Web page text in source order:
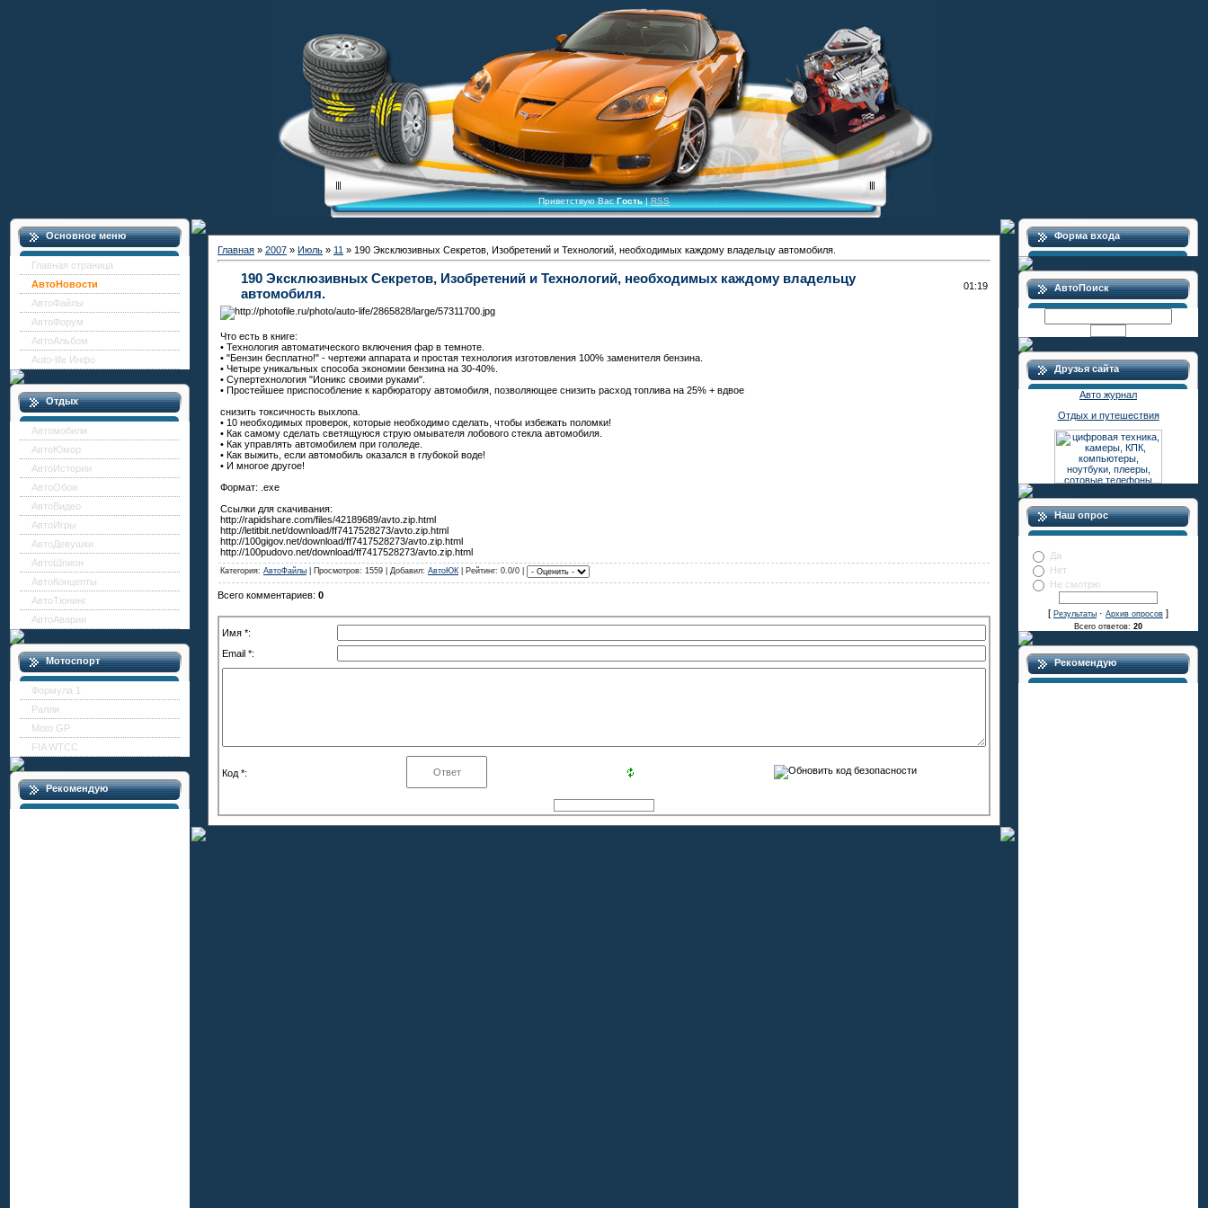
Приветствую ВасГость|RSS
Основное меню
Главная страница
АвтоНовости
АвтоФайлы
АвтоФорум
АвтоАльбом
Auto-life Инфо
Отдых
Автомобили
АвтоЮмор
АвтоИстории
АвтоОбои
АвтоВидео
АвтоИгры
АвтоДевушки
АвтоШпион
АвтоКонцепты
АвтоТюнинг
АвтоАварии
Мотоспорт
Формула 1
Ралли
Moto GP
FIA WTCC
Рекомендую
Главная » 2007 » Июль » 11 » 190 Эксклюзивных Секретов, Изобретений и Технологий, необходимых каждому владельцу автомобиля.
190 Эксклюзивных Секретов, Изобретений и Технологий, необходимых каждому владельцу
автомобиля.
01:19
Что есть в книге:
• Технология автоматического включения фар в темноте.
• "Бензин бесплатно!" - чертежи аппарата и простая технология изготовления 100% заменителя бензина.
• Четыре уникальных способа экономии бензина на 30-40%.
• Супертехнология "Ионикс своими руками".
• Простейшее приспособление к карбюратору автомобиля, позволяющее снизить расход топлива на 25% + вдвое
снизить токсичность выхлопа.
• 10 необходимых проверок, которые необходимо сделать, чтобы избежать поломки!
• Как самому сделать светящуюся струю омывателя лобового стекла автомобиля.
• Как управлять автомобилем при гололеде.
• Как выжить, если автомобиль оказался в глубокой воде!
• И многое другое!
Формат: .exe
Ссылки для скачивания:
http://rapidshare.com/files/42189689/avto.zip.html
http://letitbit.net/download/ff7417528273/avto.zip.html
http://100gigov.net/download/ff7417528273/avto.zip.html
http://100pudovo.net/download/ff7417528273/avto.zip.html
Категория: АвтоФайлы | Просмотров: 1559 | Добавил: АвтоЮК | Рейтинг: 0.0/0 |
Всего комментариев: 0
Имя *:
Email *:
Код *:
Форма входа
АвтоПоиск
Друзья сайта
Авто журнал
Отдых и путешествия
Наш опрос
Да
Нет
Не смотрю
[ Результаты · Архив опросов ]
Всего ответов: 20
Рекомендую